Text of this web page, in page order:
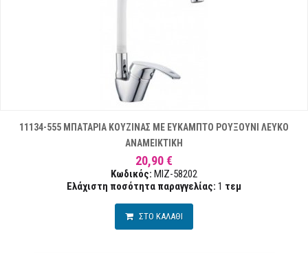
11134-555 ΜΠΑΤΑΡΙΑ ΚΟΥΖΙΝΑΣ ΜΕ ΕΥΚΑΜΠΤΟ ΡΟΥΞΟΥΝΙ ΛΕΥΚΟ
ΑΝΑΜΕΙΚΤΙΚΗ
20,90 €
Κωδικός: MIZ-58202
Ελάχιστη ποσότητα παραγγελίας: 1 τεμ
ΣΤΟ ΚΑΛΑΘΙ